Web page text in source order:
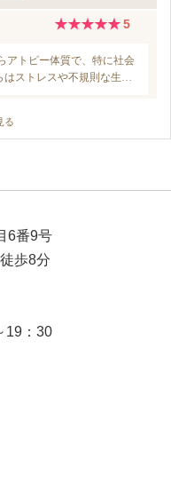
る
6番9号
歩8分
19：30